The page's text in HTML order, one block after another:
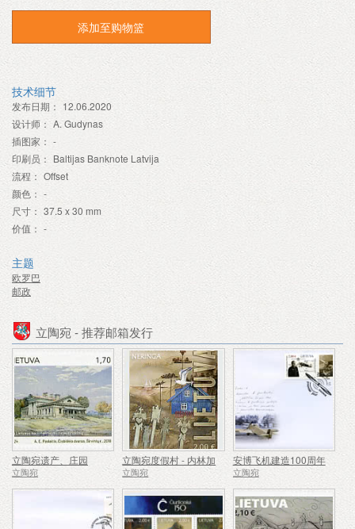
添加至购物篮
技术细节
发布日期： 12.06.2020
设计师： A. Gudynas
插图家： -
印刷员： Baltijas Banknote Latvija
流程： Offset
颜色： -
尺寸： 37.5 x 30 mm
价值： -
主题
欧罗巴
邮政
立陶宛 - 推荐邮箱发行
立陶宛遗产、庄园
立陶宛
立陶宛度假村 - 内林加
立陶宛
安博飞机建造100周年
立陶宛